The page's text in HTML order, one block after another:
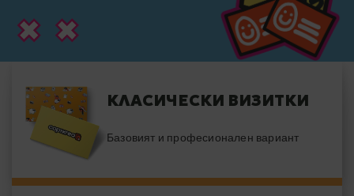
КЛАСИЧЕСКИ ВИЗИТКИ
Базовият и професионален вариант